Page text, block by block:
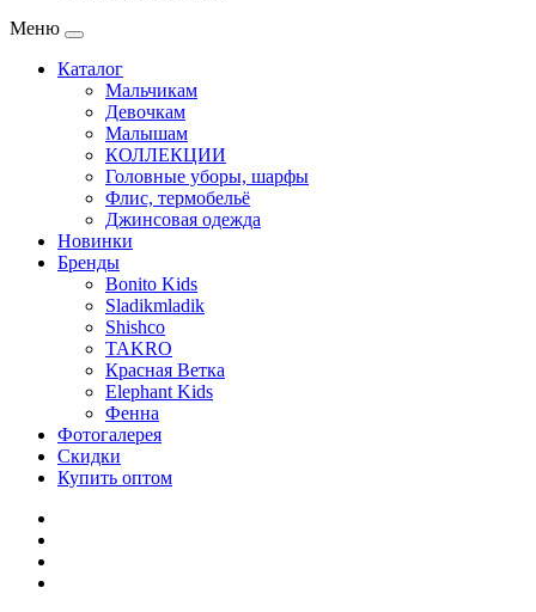
Меню
Каталог
Мальчикам
Девочкам
Малышам
КОЛЛЕКЦИИ
Головные уборы, шарфы
Флис, термобельё
Джинсовая одежда
Новинки
Бренды
Bonito Kids
Sladikmladik
Shishco
TAKRO
Красная Ветка
Elephant Kids
Фенна
Фотогалерея
Скидки
Купить оптом